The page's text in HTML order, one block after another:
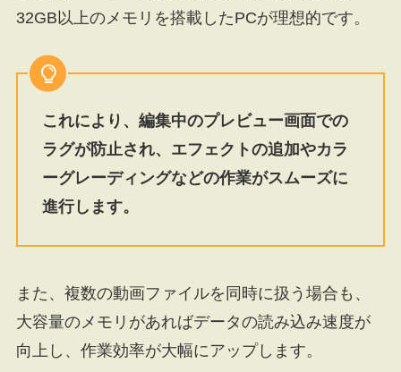
32GB以上のメモリを搭載したPCが理想的です。
これにより、編集中のプレビュー画面での
ラグが防止され、エフェクトの追加やカラ
ーグレーディングなどの作業がスムーズに
進行します。
また、複数の動画ファイルを同時に扱う場合も、
大容量のメモリがあればデータの読み込み速度が
向上し、作業効率が大幅にアップします。